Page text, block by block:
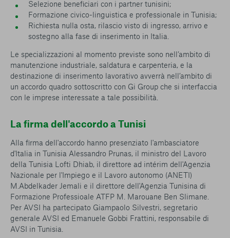
Selezione beneficiari con i partner tunisini;
Formazione civico-linguistica e professionale in Tunisia;
Richiesta nulla osta, rilascio visto di ingresso, arrivo e
sostegno alla fase di inserimento in Italia.
Le specializzazioni al momento previste sono nell’ambito di
manutenzione industriale, saldatura e carpenteria, e la
destinazione di inserimento lavorativo avverrà nell’ambito di
un accordo quadro sottoscritto con Gi Group che si interfaccia
con le imprese interessate a tale possibilità.
La firma dell'accordo a Tunisi
Alla firma dell'accordo hanno presenziato l'ambasciatore
d'Italia in Tunisia Alessandro Prunas, il ministro del Lavoro
della Tunisia Lofti Dhiab, il direttore ad intérim dell'Agenzia
Nazionale per l'Impiego e il Lavoro autonomo (ANETI)
M.Abdelkader Jemali e il direttore dell'Agenzia Tunisina di
Formazione Professioale ATFP M. Marouane Ben Slimane.
Per AVSI ha partecipato Giampaolo Silvestri, segretario
generale AVSI ed Emanuele Gobbi Frattini, responsabile di
AVSI in Tunisia.